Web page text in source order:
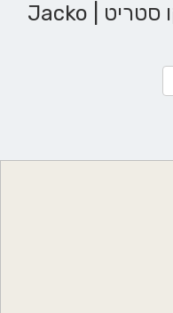
מפה והוראות הגעה - ג׳קו סטריט | Jacko